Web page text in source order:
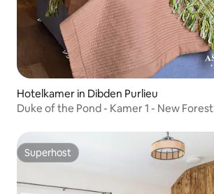
Hotelkamer in Dibden Purlieu
Duke of the Pond - Kamer 1 - New Forest
Superhost
Superhost